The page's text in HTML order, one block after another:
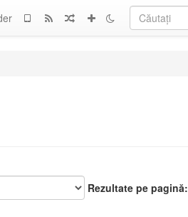
Rezultate pe pagină: